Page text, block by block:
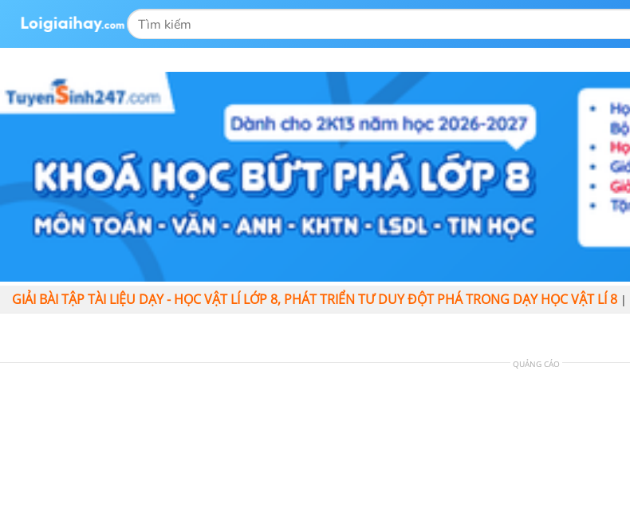
GIẢI BÀI TẬP TÀI LIỆU DẠY - HỌC VẬT LÍ LỚP 8, PHÁT TRIỂN TƯ DUY ĐỘT PHÁ TRONG DẠY HỌC VẬT LÍ 8 |
QUẢNG CÁO